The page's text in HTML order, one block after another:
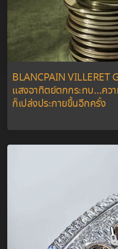
BLANCPAIN VILLERET
แสงอาทิตย์ตกกระทบ…คว
ก็เปล่งประกายขึ้นอีกครั้ง